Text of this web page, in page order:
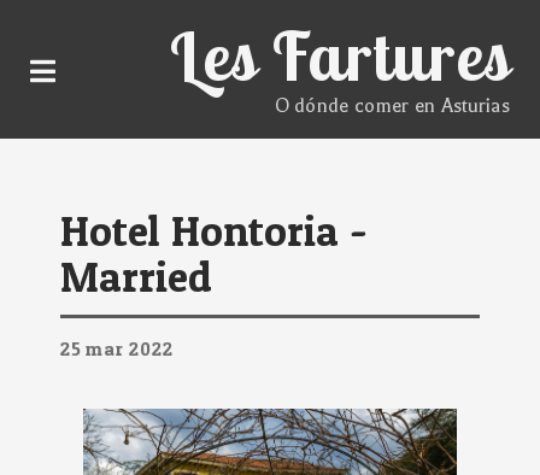
Les Fartures
O dónde comer en Asturias
Hotel Hontoria -
Married
25 mar 2022